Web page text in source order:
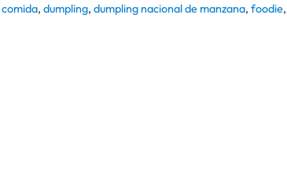
comida,dumpling,dumpling nacional de manzana,foodie